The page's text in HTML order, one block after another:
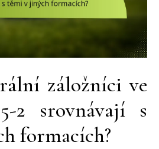
záložníci ve
2 srovnávají s
formacích?